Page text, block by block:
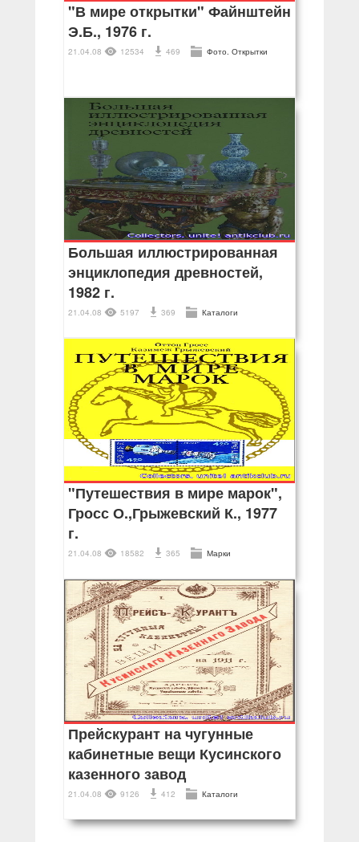
"В мире открытки" Файнштейн
Э.Б., 1976 г.
21.04.08 12534 469 Фото. Открытки
Большая иллюстрированная
энциклопедия древностей,
1982 г.
21.04.08 5197 369 Каталоги
"Путешествия в мире марок",
Гросс О.,Грыжевский К., 1977
г.
21.04.08 18582 365 Марки
Прейскурант на чугунные
кабинетные вещи Кусинского
казенного завод
21.04.08 9126 412 Каталоги